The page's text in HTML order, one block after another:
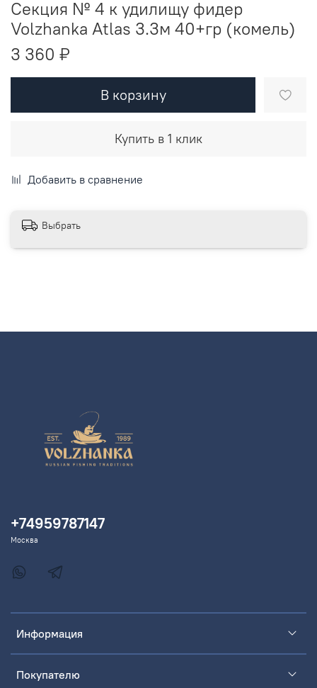
Секция № 4 к удилищу фидер
Volzhanka Atlas 3.3м 40+гр (комель)
3 360 ₽
В корзину
Купить в 1 клик
Добавить в сравнение
Выбрать
Информация
Покупателю
+74959787147
Москва